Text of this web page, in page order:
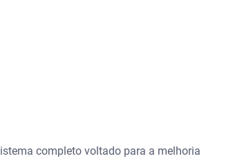
completo voltado para a melhoria